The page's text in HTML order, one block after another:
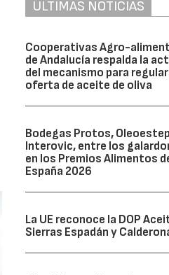
ÚLTIMAS NOTICIAS
Cooperativas Agro-
de Andalucía respalda la
del mecanismo para
oferta de aceite de oliva
Bodegas Protos,
Interovic, entre los
en los Premios Alimentos
España 2026
La UE reconoce la DOP
Sierras Espadán y